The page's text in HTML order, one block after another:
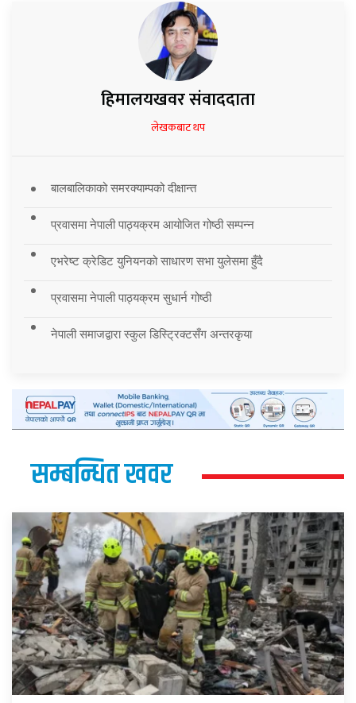
हिमालयखवर संवाददाता
लेखकबाट थप
बालबालिकाको समरक्याम्पको दीक्षान्त
प्रवासमा नेपाली पाठ्यक्रम आयोजित गोष्ठी सम्पन्न
एभरेष्ट क्रेडिट युनियनको साधारण सभा युलेसमा हुँदै
प्रवासमा नेपाली पाठ्यक्रम सुधार्न गोष्ठी
नेपाली समाजद्वारा स्कुल डिस्ट्रिक्टसँग अन्तरकृया
सम्बन्धित खवर